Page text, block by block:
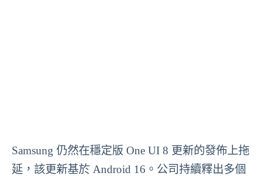
Samsung 仍然在穩定版 One UI 8 更新的發佈上拖
延，該更新基於 Android 16。公司持續釋出多個